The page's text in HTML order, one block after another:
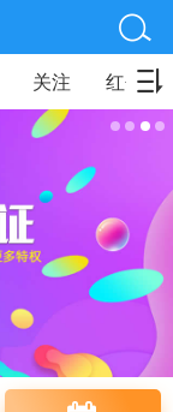
关注 红包